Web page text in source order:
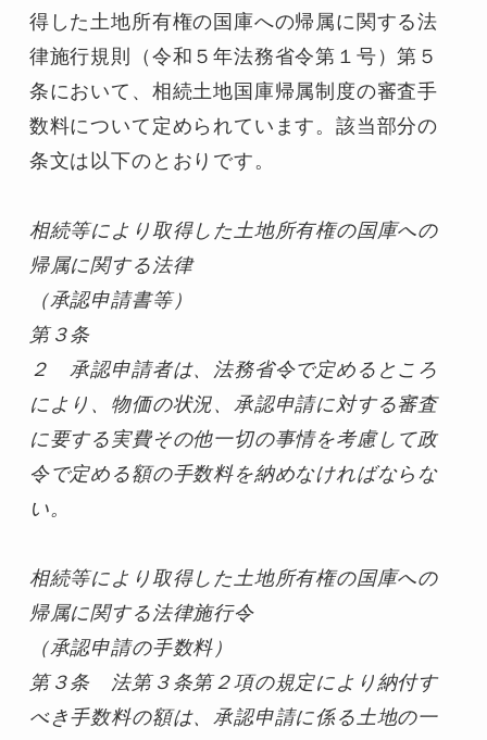
得した土地所有権の国庫への帰属に関する法
律施行規則（令和５年法務省令第１号）第５
条において、相続土地国庫帰属制度の審査手
数料について定められています。該当部分の
条文は以下のとおりです。
相続等により取得した土地所有権の国庫への
帰属に関する法律
（承認申請書等）
第３条
２　承認申請者は、法務省令で定めるところ
により、物価の状況、承認申請に対する審査
に要する実費その他一切の事情を考慮して政
令で定める額の手数料を納めなければならな
い。
相続等により取得した土地所有権の国庫への
帰属に関する法律施行令
（承認申請の手数料）
第３条　法第３条第２項の規定により納付す
べき手数料の額は、承認申請に係る土地の一